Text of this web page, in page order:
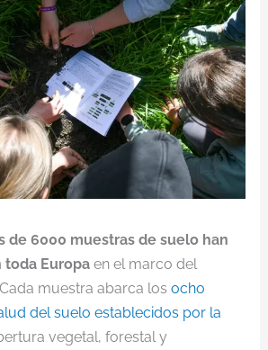
de 6000 muestras de suelo han
toda Europaen el marco del
muestra abarca los ocho
del suelo establecidos por la
vegetal, forestal y